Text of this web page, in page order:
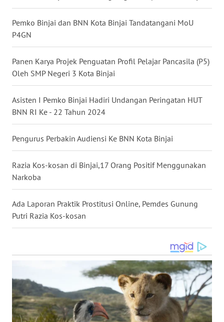
Pemko Binjai dan BNN Kota Binjai Tandatangani MoU
P4GN
Panen Karya Projek Penguatan Profil Pelajar Pancasila (P5)
Oleh SMP Negeri 3 Kota Binjai
Asisten I Pemko Binjai Hadiri Undangan Peringatan HUT
BNN RI Ke - 22 Tahun 2024
Pengurus Perbakin Audiensi Ke BNN Kota Binjai
Razia Kos-kosan di Binjai,17 Orang Positif Menggunakan
Narkoba
Ada Laporan Praktik Prostitusi Online, Pemdes Gunung
Putri Razia Kos-kosan
WN
KALTARA
WN
KALTIM
SULSEL
WN
GORONTALO
WN
SULUT
MALUKU
WN
MALUT
WN